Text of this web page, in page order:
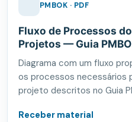
PMBOK · PDF
Fluxo de Processos
Projetos — Guia
Diagrama com um fluxo
os processos necessários
projeto descritos no Guia
Receber material